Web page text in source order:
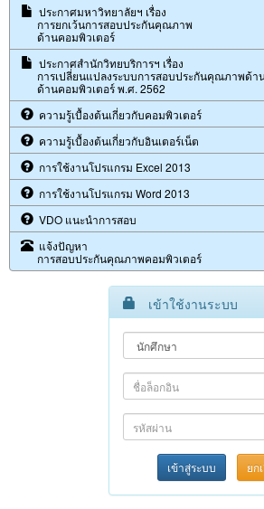
ประกาศมหาวิทยาลัยฯ เรื่อง
การยกเว้นการสอบประกันคุณภาพ
ด้านคอมพิวเตอร์
ประกาศสำนักวิทยบริการฯ เรื่อง
การเปลี่ยนแปลงระบบการสอบประกันคุณภาพด้า
ด้านคอมพิวเตอร์ พ.ศ. 2562
ความรู้เบื้องต้นเกี่ยวกับคอมพิวเตอร์
ความรู้เบื้องต้นเกี่ยวกับอินเตอร์เน็ต
การใช้งานโปรแกรม Excel 2013
การใช้งานโปรแกรม Word 2013
VDO แนะนำการสอบ
แจ้งปัญหา
การสอบประกันคุณภาพคอมพิวเตอร์
เข้าใช้งานระบบ
เข้าสู่ระบบ ยก